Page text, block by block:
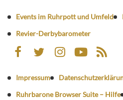
Events im Ruhrpott und Umfeld
Revier-Derbybarometer
Impressum
Ruhrbarone Browser Suite – Hilfe